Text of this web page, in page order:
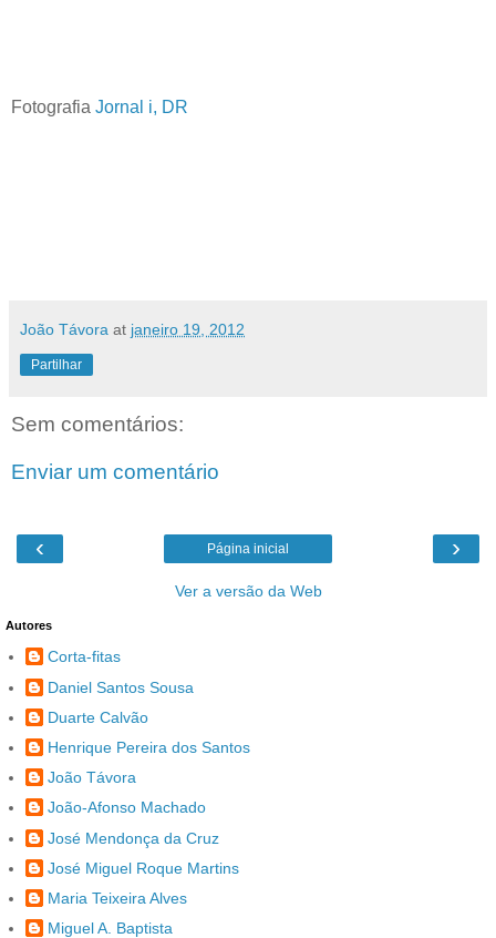
Fotografia Jornal i, DR
João Távora at janeiro 19, 2012
Partilhar
Sem comentários:
Enviar um comentário
‹ ›
Página inicial
Ver a versão da Web
Autores
Corta-fitas
Daniel Santos Sousa
Duarte Calvão
Henrique Pereira dos Santos
João Távora
João-Afonso Machado
José Mendonça da Cruz
José Miguel Roque Martins
Maria Teixeira Alves
Miguel A. Baptista